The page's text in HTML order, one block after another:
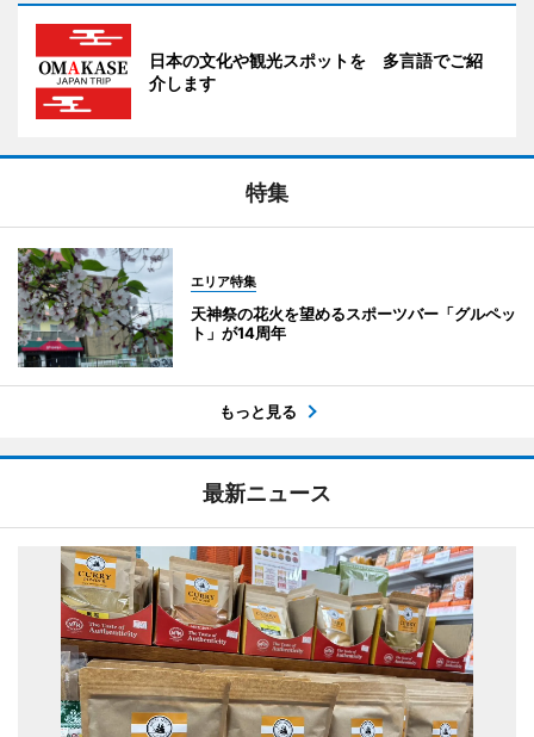
日本の文化や観光スポットを 多言語でご紹
介します
特集
エリア特集
天神祭の花火を望めるスポーツバー「グルペッ
ト」が14周年
もっと見る
最新ニュース